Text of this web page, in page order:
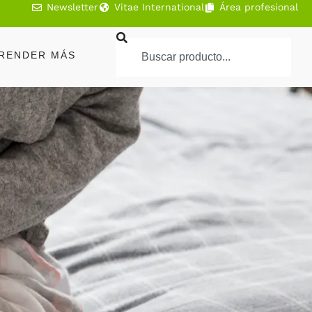
Newsletter Vitae International Área profesional
MÁS